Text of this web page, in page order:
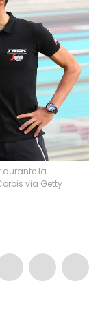
durante la
via Getty